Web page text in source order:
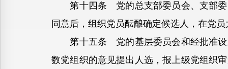
第十四条 党的总支部委员会、支部委
同意后，组织党员酝酿确定候选人，在党
第十五条 党的基层委员会和经批准设
数党组织的意见提出人选，报上级党组织